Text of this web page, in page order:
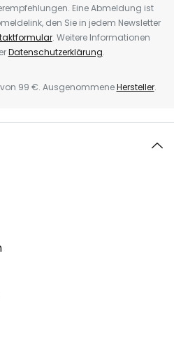
Eine Abmeldung ist
den Sie in jedem Newsletter
. Weitere Informationen
Datenschutzerklärung.
99 €. AusgenommeneHersteller.